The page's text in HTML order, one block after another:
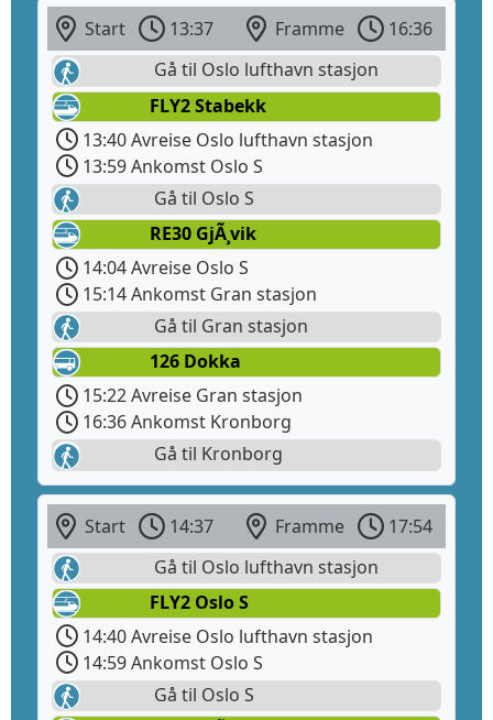
Start 13:37 Framme
16:36
Gå til Oslo lufthavn stasjon
FLY2 Stabekk
13:40 Avreise Oslo lufthavn stasjon
13:59 Ankomst Oslo S
Gå til Oslo S
RE30 GjÃ¸vik
14:04 Avreise Oslo S
15:14 Ankomst Gran stasjon
Gå til Gran stasjon
126 Dokka
15:22 Avreise Gran stasjon
16:36 Ankomst Kronborg
Gå til Kronborg
Start 14:37 Framme
17:54
Gå til Oslo lufthavn stasjon
FLY2 Oslo S
14:40 Avreise Oslo lufthavn stasjon
14:59 Ankomst Oslo S
Gå til Oslo S